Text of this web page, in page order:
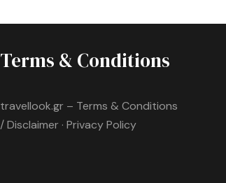
Terms & Conditions
travellook.gr – Terms & Conditions
/ Disclaimer · Privacy Policy